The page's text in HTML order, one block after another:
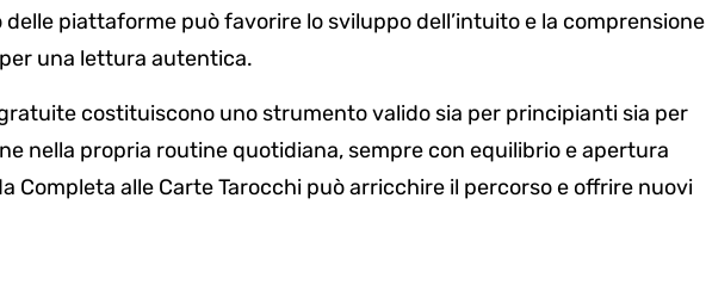
piattaforme può favorire lo sviluppo dell’intuito e la comprensione
una lettura autentica.
costituiscono uno strumento valido sia per principianti sia per
nella propria routine quotidiana, sempre con equilibrio e apertura
Completa alle Carte Tarocchi può arricchire il percorso e offrire nuovi